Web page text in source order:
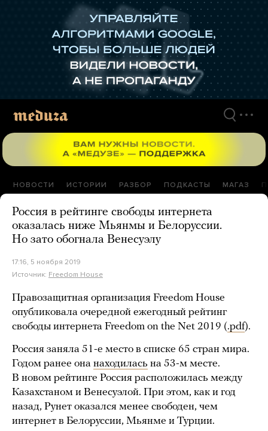
НОВОСТИ ИСТОРИИ РАЗБОР ПОДКАСТЫ МАГАЗ
Россия в рейтинге свободы интернета
оказалась ниже Мьянмы и Белоруссии.
Но зато обогнала Венесуэлу
17:16, 5 ноября 2019
Источник: Freedom House
Правозащитная организация Freedom House
опубликовала очередной ежегодный рейтинг
свободы интернета Freedom on the Net 2019 (.pdf).
Россия заняла 51-е место в списке 65 стран мира.
Годом ранее она находилась на 53-м месте.
В новом рейтинге Россия расположилась между
Казахстаном и Венесуэлой. При этом, как и год
назад, Рунет оказался менее свободен, чем
интернет в Белоруссии, Мьянме и Турции.